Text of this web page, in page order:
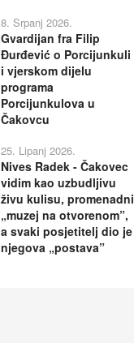
8. Srpanj 2026.
Gvardijan fra Filip
Đurđević o Porcijunkuli
i vjerskom dijelu
programa
Porcijunkulova u
Čakovcu
25. Lipanj 2026.
Nives Radek - Čakovec
vidim kao uzbudljivu
živu kulisu, promenadni
„muzej na otvorenom”,
a svaki posjetitelj dio je
njegova „postava”